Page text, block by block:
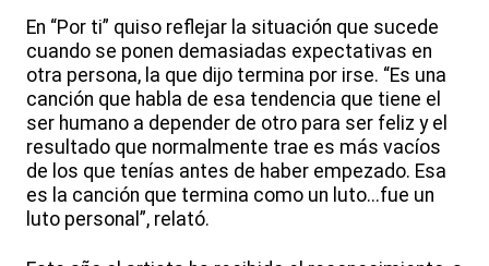
En “Por ti” quiso reflejar la situación que sucede
cuando se ponen demasiadas expectativas en
otra persona, la que dijo termina por irse. “Es una
canción que habla de esa tendencia que tiene el
ser humano a depender de otro para ser feliz y el
resultado que normalmente trae es más vacíos
de los que tenías antes de haber empezado. Esa
es la canción que termina como un luto...fue un
luto personal”, relató.